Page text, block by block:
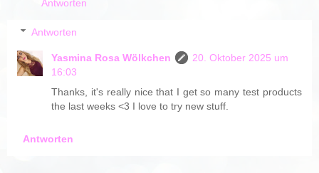
Antworten
Antworten
Yasmina Rosa Wölkchen
20. Oktober 2025 um
16:03
Thanks, it's really nice that I get so many test products
the last weeks <3 I love to try new stuff.
Antworten